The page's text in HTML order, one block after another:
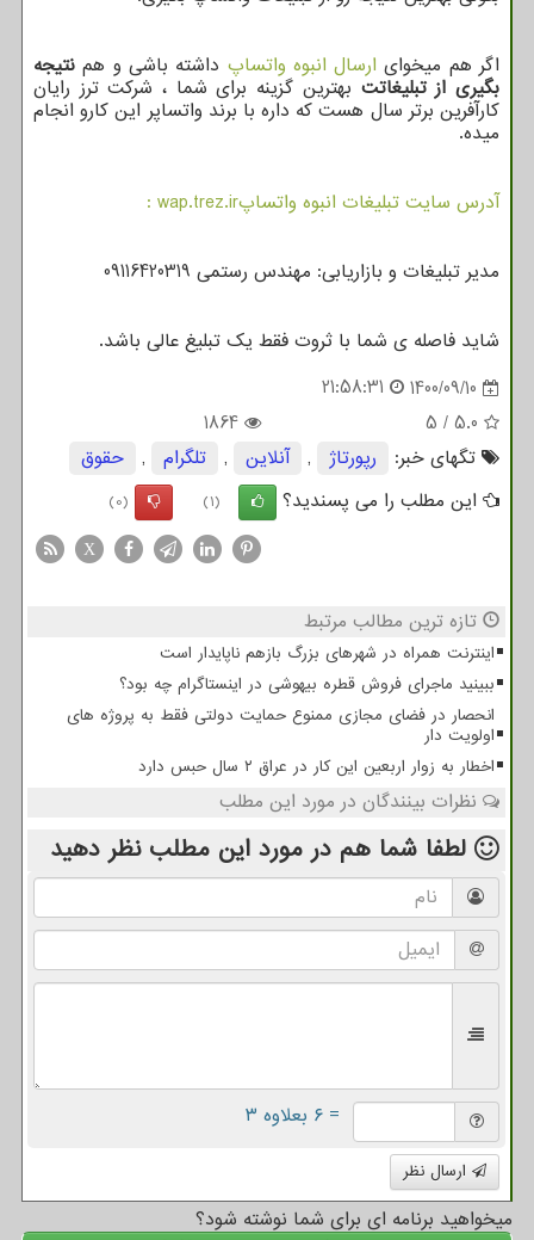
اگر هم میخوایارسال انبوه واتساپ داشته باشی و همنتیجه
بگیری از تبلیغاتت بهترین گزینه برای شما ، شرکت ترز رایان
کارآفرین برتر سال هست که داره با برند واتساپر این کارو انجام
میده.
آدرس سایت تبلیغات انبوه واتساپ: wap.trez.ir
مدیر تبلیغات و بازاریابی: مهندس رستمی 09116420319
شاید فاصله ی شما با ثروت فقط یک تبلیغ عالی باشد.
1400/09/10
21:58:31
5.0
/
5
1864
تگهای خبر:
رپورتاژ , آنلاین , تلگرام ,
حقوق
این مطلب را می پسندید؟
(1)
(0)
X
تازه ترین مطالب مرتبط
اینترنت همراه در شهرهای بزرگ بازهم ناپایدار است
ببینید ماجرای فروش قطره بیهوشی در اینستاگرام چه بود؟
انحصار در فضای مجازی ممنوع حمایت دولتی فقط به پروژه های
اولویت دار
اخطار به زوار اربعین این کار در عراق ۲ سال حبس دارد
نظرات بینندگان در مورد این مطلب
لطفا شما هم در مورد این مطلب نظر دهید
= ۶ بعلاوه ۳
ارسال نظر
میخواهید برنامه ای برای شما نوشته شود؟